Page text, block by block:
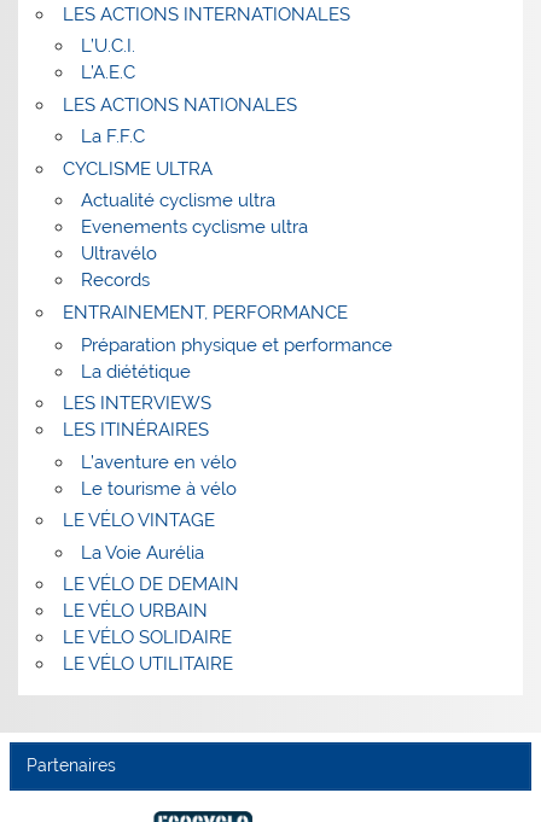
LES ACTIONS INTERNATIONALES
L’U.C.I.
L’A.E.C
LES ACTIONS NATIONALES
La F.F.C
CYCLISME ULTRA
Actualité cyclisme ultra
Evenements cyclisme ultra
Ultravélo
Records
ENTRAINEMENT, PERFORMANCE
Préparation physique et performance
La diététique
LES INTERVIEWS
LES ITINÉRAIRES
L’aventure en vélo
Le tourisme à vélo
LE VÉLO VINTAGE
La Voie Aurélia
LE VÉLO DE DEMAIN
LE VÉLO URBAIN
LE VÉLO SOLIDAIRE
LE VÉLO UTILITAIRE
Partenaires